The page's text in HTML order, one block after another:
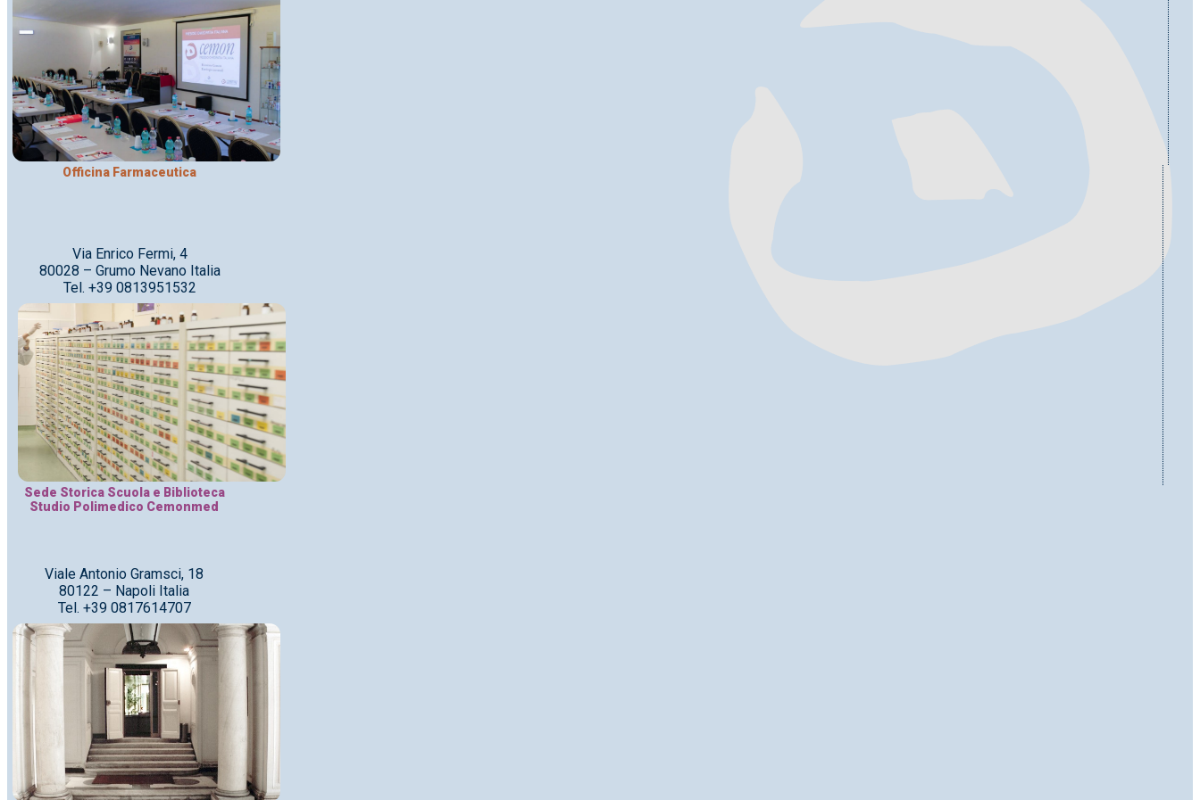
Officina Farmaceutica
Via Enrico Fermi, 4
80028 – Grumo Nevano Italia
Tel. +39 0813951532
Sede Storica Scuola e Biblioteca
Studio Polimedico Cemonmed
Viale Antonio Gramsci, 18
80122 – Napoli Italia
Tel. +39 0817614707